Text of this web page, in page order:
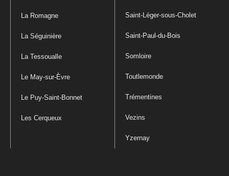
La Romagne
La Séguinière
La Tessoualle
Le May-sur-Èvre
Le Puy-Saint-Bonnet
Les Cerqueux
Saint-Léger-sous-Cholet
Saint-Paul-du-Bois
Somloire
Toutlemonde
Trémentines
Vezins
Yzernay